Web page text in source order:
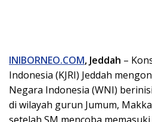
INIBORNEO.COM, Jeddah –
Indonesia (KJRI) Jeddah
Negara Indonesia (WNI)
di wilayah gurun Jumum,
setelah SM mencoba